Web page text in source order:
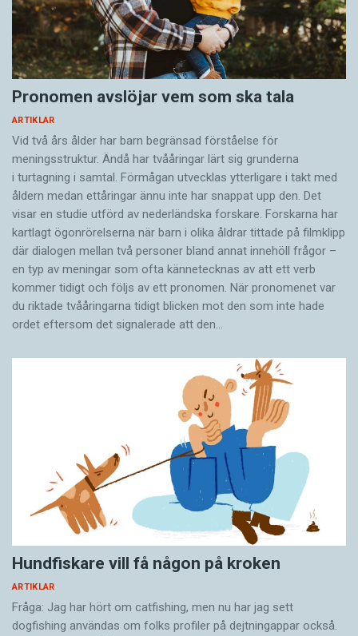
Pronomen avslöjar vem som ska tala
ARTIKLAR
Vid två års ålder har barn begränsad förståelse för
meningsstruktur. Ändå har tvååringar lärt sig grunderna
i turtagning i samtal. Förmågan utvecklas ytterligare i takt med
åldern medan ettåringar ännu inte har snappat upp den. Det
visar en studie utförd av nederländska forskare. Forskarna har
kartlagt ögonrörelserna när barn i olika åldrar tittade på filmklipp
där dialogen mellan två personer bland annat innehöll frågor –
en typ av meningar som ofta kännetecknas av att ett verb
kommer tidigt och följs av ett pronomen. När pronomenet var
du riktade tvååringarna tidigt blicken mot den som inte hade
ordet eftersom det ­signalerade att den…
Hundfiskare vill få någon på kroken
ARTIKLAR
Fråga: Jag har hört om catfishing, men nu har jag sett
dogfishing användas om folks profiler på dejtningappar också.